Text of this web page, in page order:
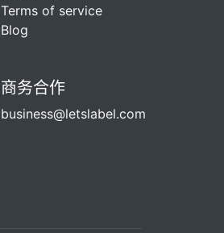
Terms of service
Blog
商务合作
business@letslabel.com